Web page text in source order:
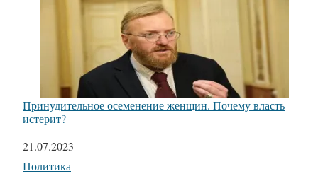
Принудительное осеменение женщин. Почему власть
истерит?
Дата
21.07.2023
Относится к
Политика